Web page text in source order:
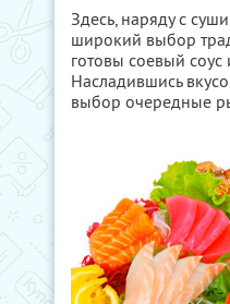
Здесь, наряду с
широкий выбор
готовы соевый
Насладившись
выбор очередные